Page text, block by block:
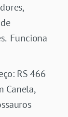
Funciona
RS 466
Canela,